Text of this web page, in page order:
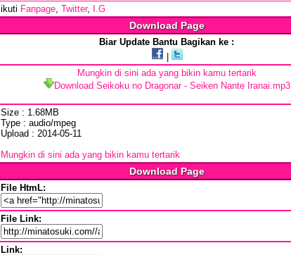
ikuti Fanpage, Twitter, I.G
Download Page
Biar Update Bantu Bagikan ke :
Mungkin di sini ada yang bikin kamu tertarik
Download Seikoku no Dragonar - Seiken Nante Iranai.mp3
Size : 1.68MB
Type : audio/mpeg
Upload : 2014-05-11
Mungkin di sini ada yang bikin kamu tertarik
Download Page
File HtmL:
File Link:
Link: